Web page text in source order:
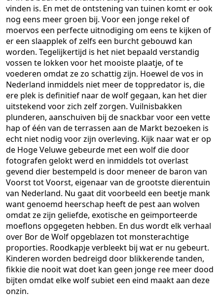
vinden is. En met de ontstening van tuinen komt er ook
nog eens meer groen bij. Voor een jonge rekel of
moervos een perfecte uitnodiging om eens te kijken of
er een slaapplek of zelfs een burcht gebouwd kan
worden. Tegelijkertijd is het niet bepaald verstandig
vossen te lokken voor het mooiste plaatje, of te
voederen omdat ze zo schattig zijn. Hoewel de vos in
Nederland inmiddels niet meer de toppredator is, die
ere plek is definitief naar de wolf gegaan, kan het dier
uitstekend voor zich zelf zorgen. Vuilnisbakken
plunderen, aanschuiven bij de snackbar voor een vette
hap of één van de terrassen aan de Markt bezoeken is
echt niet nodig voor zijn overleving. Kijk naar wat er op
de Hoge Veluwe gebeurde met een wolf die door
fotografen gelokt werd en inmiddels tot overlast
gevend dier bestempeld is door meneer de baron van
Voorst tot Voorst, eigenaar van de grootste dierentuin
van Nederland. Nu gaat dit voorbeeld een beetje mank
want genoemd heerschap heeft de pest aan wolven
omdat ze zijn geliefde, exotische en geïmporteerde
moeflons opgegeten hebben. En dus wordt elk verhaal
over Bor de Wolf opgeblazen tot monsterachtige
proporties. Roodkapje verbleekt bij wat er nu gebeurt.
Kinderen worden bedreigd door blikkerende tanden,
fikkie die nooit wat doet kan geen jonge ree meer dood
bijten omdat elke wolf subiet een eind maakt aan deze
onzin.